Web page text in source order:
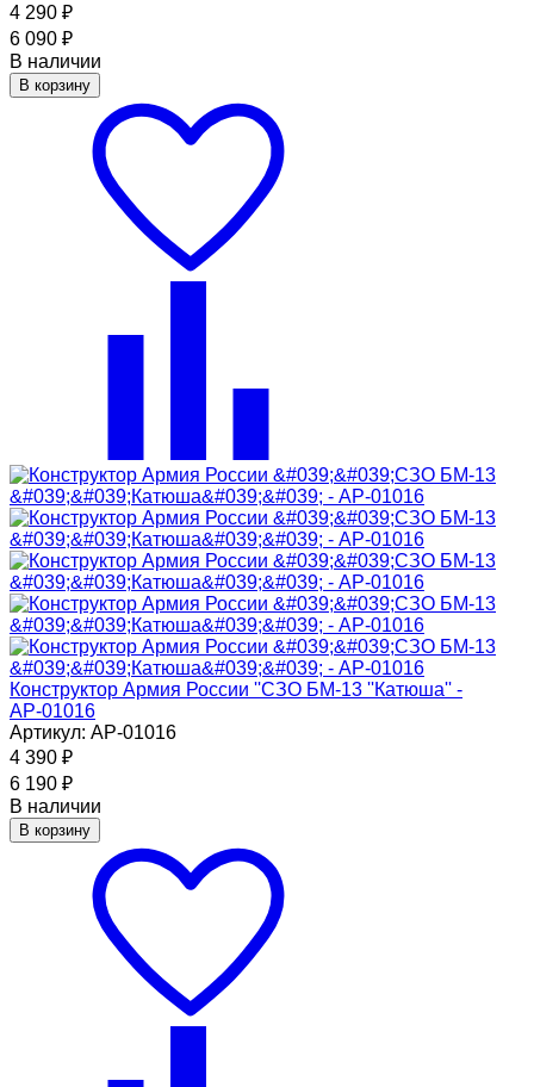
4 290 ₽
6 090 ₽
В наличии
В корзину
Конструктор Армия России ''СЗО БМ-13 ''Катюша'' -
АР-01016
Артикул: АР-01016
4 390 ₽
6 190 ₽
В наличии
В корзину